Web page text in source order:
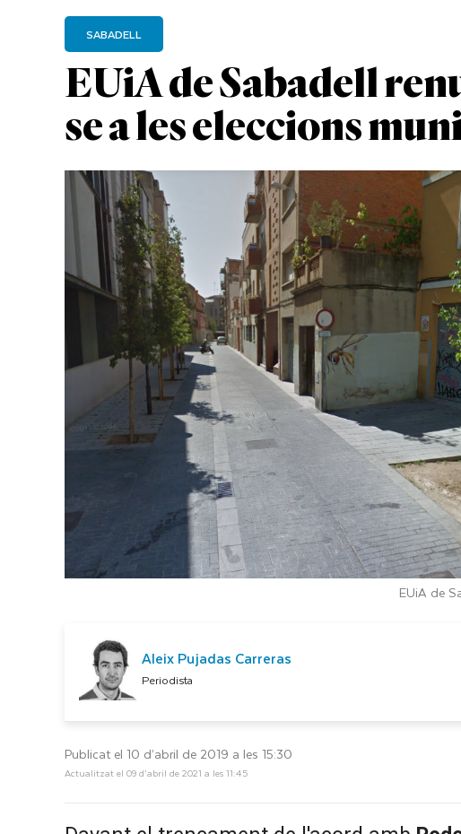
EUiA de Sabadell
se a les eleccions
SABADELL
EUiA de
Aleix Pujadas Carreras
Periodista
Publicat el 10 d’abril de 2019 a les 15:30
Actualitzat el 09 d’abril de 2021 a les 11:45